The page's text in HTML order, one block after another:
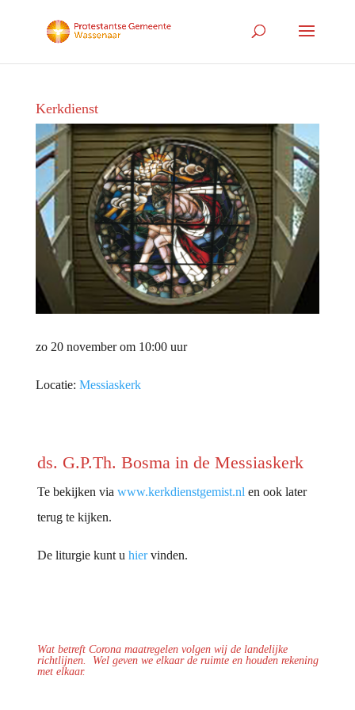
Kerkdienst
zo 20 november om 10:00 uur
Locatie: Messiaskerk
ds. G.P.Th. Bosma in de Messiaskerk
Te bekijken via www.kerkdienstgemist.nl en ook later
terug te kijken.
De liturgie kunt u hiervinden.
Wat betreft Corona maatregelen volgen wij de landelijke
richtlijnen. Wel geven we elkaar de ruimte en houden rekening
met elkaar.